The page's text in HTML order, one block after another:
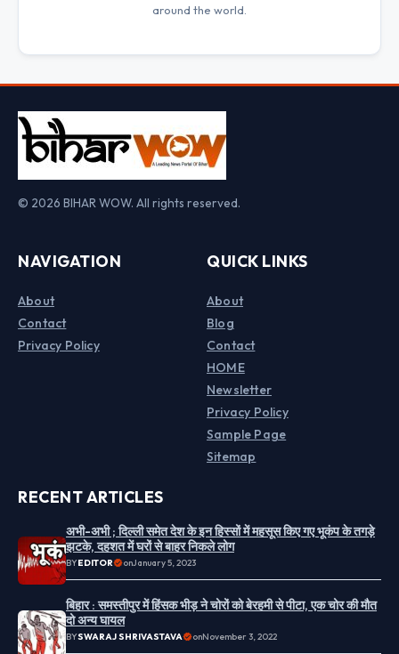
around the world.
© 2026 BIHAR WOW. All rights reserved.
NAVIGATION
About
Contact
Privacy Policy
QUICK LINKS
About
Blog
Contact
HOME
Newsletter
Privacy Policy
Sample Page
Sitemap
RECENT ARTICLES
अभी-अभी ; दिल्ली समेत देश के इन हिस्सों में महसूस किए गए भूकंप के तगड़े
झटके, दहशत में घरों से बाहर निकले लोग
BYEDITOR onJanuary 5, 2023
बिहार : समस्तीपुर में हिंसक भीड़ ने चोरों को बेरहमी से पीटा, एक चोर की मौत
दो अन्य घायल
BYSWARAJ SHRIVASTAVA onNovember 3, 2022